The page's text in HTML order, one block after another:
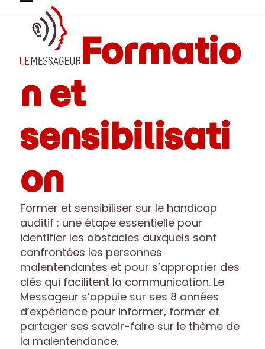
content
Open
mobile
menu
Close
mobile
menu
Formatio
n et
sensibilisati
on
Former et sensibiliser sur le handicap
auditif : une étape essentielle pour
identifier les obstacles auxquels sont
confrontées les personnes
malentendantes et pour s’approprier des
clés qui facilitent la communication. Le
Messageur s’appuie sur ses 8 années
d’expérience pour informer, former et
partager ses savoir-faire sur le thème de
la malentendance.